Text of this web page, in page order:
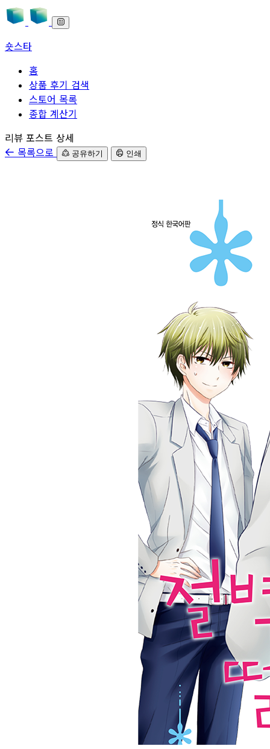
숏스타
홈
상품 후기 검색
스토어 목록
종합 계산기
본문으로 바로가기
리뷰 포스트 상세
목록으로
공유하기 인쇄